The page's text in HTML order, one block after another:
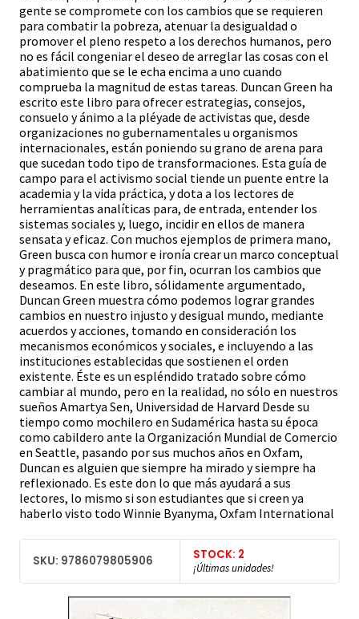
gente se compromete con los cambios que se requieren
para combatir la pobreza, atenuar la desigualdad o
promover el pleno respeto a los derechos humanos, pero
no es fácil congeniar el deseo de arreglar las cosas con el
abatimiento que se le echa encima a uno cuando
comprueba la magnitud de estas tareas. Duncan Green ha
escrito este libro para ofrecer estrategias, consejos,
consuelo y ánimo a la pléyade de activistas que, desde
organizaciones no gubernamentales u organismos
internacionales, están poniendo su grano de arena para
que sucedan todo tipo de transformaciones. Esta guía de
campo para el activismo social tiende un puente entre la
academia y la vida práctica, y dota a los lectores de
herramientas analíticas para, de entrada, entender los
sistemas sociales y, luego, incidir en ellos de manera
sensata y eficaz. Con muchos ejemplos de primera mano,
Green busca con humor e ironía crear un marco conceptual
y pragmático para que, por fin, ocurran los cambios que
deseamos. En este libro, sólidamente argumentado,
Duncan Green muestra cómo podemos lograr grandes
cambios en nuestro injusto y desigual mundo, mediante
acuerdos y acciones, tomando en consideración los
mecanismos económicos y sociales, e incluyendo a las
instituciones establecidas que sostienen el orden
existente. Éste es un espléndido tratado sobre cómo
cambiar al mundo, pero en la realidad, no sólo en nuestros
sueños Amartya Sen, Universidad de Harvard Desde su
tiempo como mochilero en Sudamérica hasta su época
como cabildero ante la Organización Mundial de Comercio
en Seattle, pasando por sus muchos años en Oxfam,
Duncan es alguien que siempre ha mirado y siempre ha
reflexionado. Es este don lo que más ayudará a sus
lectores, lo mismo si son estudiantes que si creen ya
haberlo visto todo Winnie Byanyma, Oxfam International
SKU: 9786079805906 STOCK: 2
¡Últimas unidades!